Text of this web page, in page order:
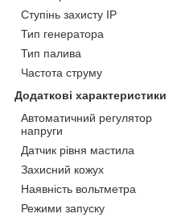
Ступінь захисту IP
Тип генератора
Тип палива
Частота струму
Додаткові характеристики
Автоматичний регулятор
напруги
Датчик рівня мастила
Захисний кожух
Наявність вольтметра
Режими запуску